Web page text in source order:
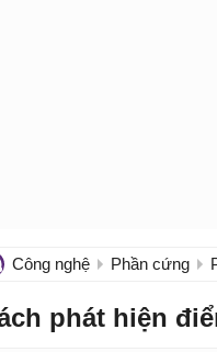
Công nghệ Phần cứng
phát hiện